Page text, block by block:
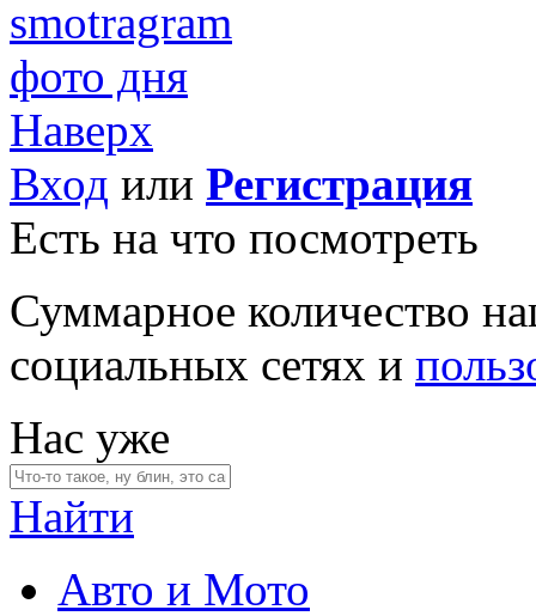
smotragram
фото дня
Наверх
Вход или Регистрация
Есть на что посмотреть
Суммарное количество
социальных сетях и
Нас уже
Найти
Авто и Мото